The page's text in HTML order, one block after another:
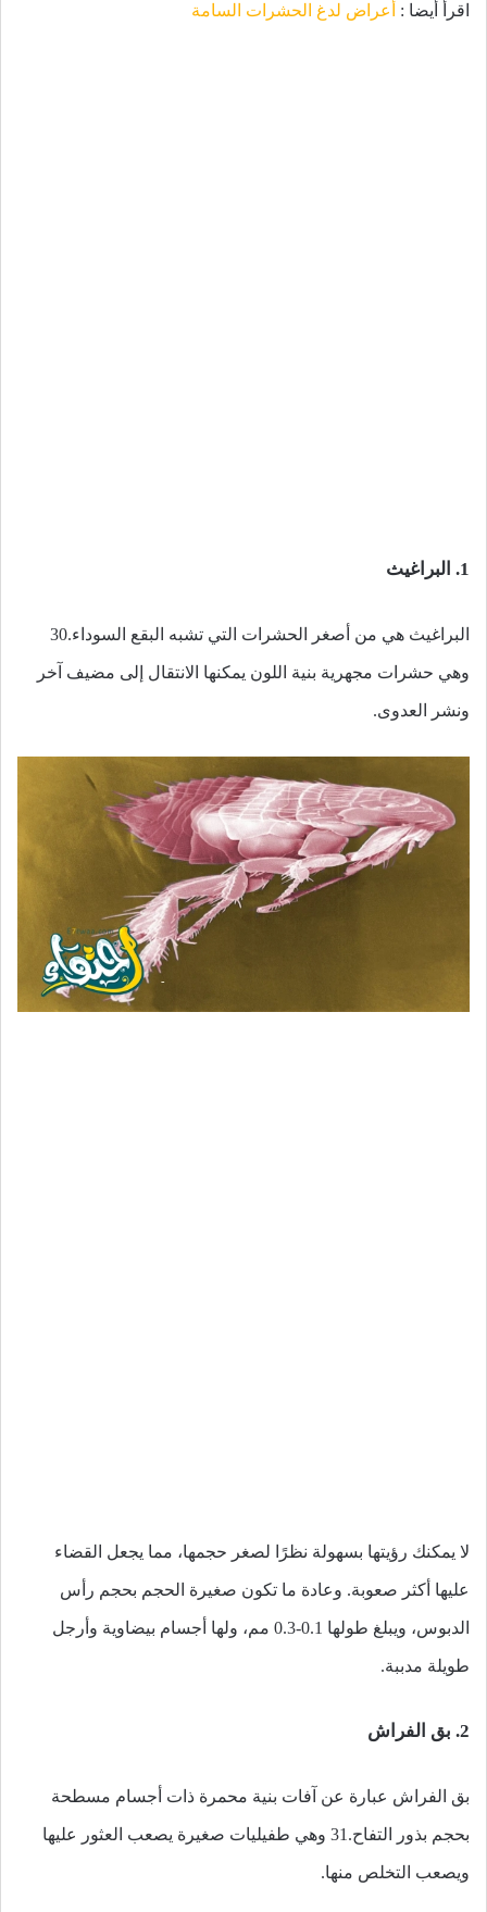
اقرأ أيضا : أعراض لدغ الحشرات السامة
1. البراغيث
البراغيث هي من أصغر الحشرات التي تشبه البقع السوداء.30
وهي حشرات مجهرية بنية اللون يمكنها الانتقال إلى مضيف آخر
ونشر العدوى.
لا يمكنك رؤيتها بسهولة نظرًا لصغر حجمها، مما يجعل القضاء
عليها أكثر صعوبة. وعادة ما تكون صغيرة الحجم بحجم رأس
الدبوس، ويبلغ طولها 0.1-0.3 مم، ولها أجسام بيضاوية وأرجل
طويلة مدببة.
2. بق الفراش
بق الفراش عبارة عن آفات بنية محمرة ذات أجسام مسطحة
بحجم بذور التفاح.31 وهي طفيليات صغيرة يصعب العثور عليها
ويصعب التخلص منها.